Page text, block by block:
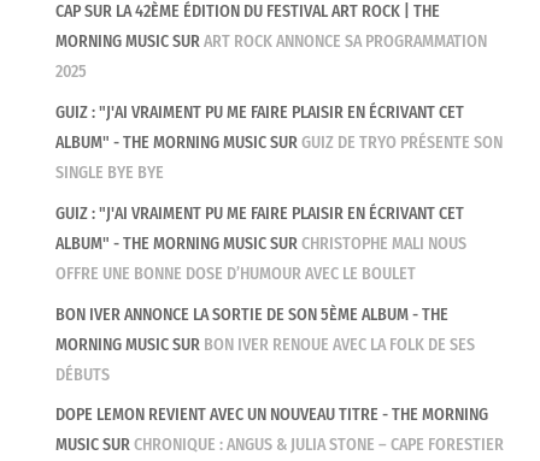
CAP SUR LA 42ÈME ÉDITION DU FESTIVAL ART ROCK | THE
MORNING MUSICSURART ROCK ANNONCE SA PROGRAMMATION
2025
GUIZ : "J'AI VRAIMENT PU ME FAIRE PLAISIR EN ÉCRIVANT CET
ALBUM" - THE MORNING MUSICSURGUIZ DE TRYO PRÉSENTE SON
SINGLE BYE BYE
GUIZ : "J'AI VRAIMENT PU ME FAIRE PLAISIR EN ÉCRIVANT CET
ALBUM" - THE MORNING MUSICSURCHRISTOPHE MALI NOUS
OFFRE UNE BONNE DOSE D’HUMOUR AVEC LE BOULET
BON IVER ANNONCE LA SORTIE DE SON 5ÈME ALBUM - THE
MORNING MUSICSUR BON IVER RENOUE AVEC LA FOLK DE SES
DÉBUTS
DOPE LEMON REVIENT AVEC UN NOUVEAU TITRE - THE MORNING
MUSICSURCHRONIQUE : ANGUS & JULIA STONE – CAPE FORESTIER